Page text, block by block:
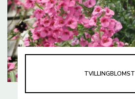
TVILLINGBLOMST